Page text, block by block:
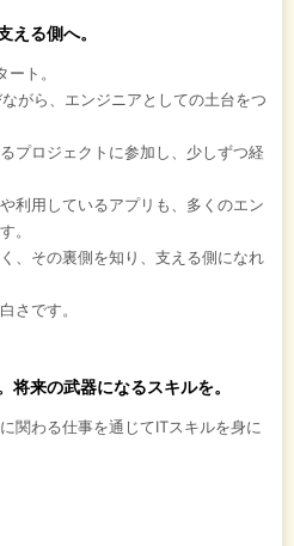
える側へ。
ト。
がら、エンジニアとしての土台をつ
プロジェクトに参加し、少しずつ経
利用しているアプリも、多くのエン
。
、その裏側を知り、支える側になれ
さです。
将来の武器になるスキルを。
関わる仕事を通じてITスキルを身に